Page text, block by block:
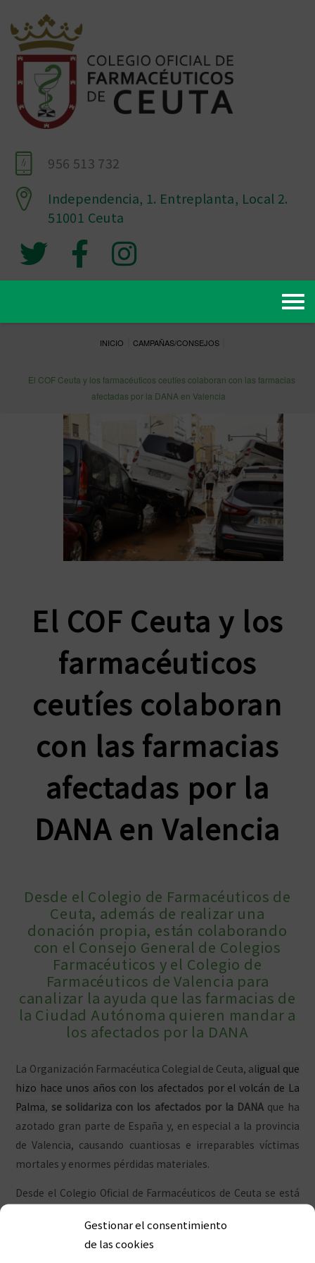
Gestionar el consentimiento
de las cookies
956 513 732
Independencia, 1. Entreplanta, Local 2.
51001 Ceuta
INICIO CAMPAÑAS/CONSEJOS
El COF Ceuta y los farmacéuticos ceutíes colaboran con las farmacias
afectadas por la DANA en Valencia
El COF Ceuta y los
farmacéuticos
ceutíes colaboran
con las farmacias
afectadas por la
DANA en Valencia
Desde el Colegio de Farmacéuticos de
Ceuta, además de realizar una
donación propia, están colaborando
con el Consejo General de Colegios
Farmacéuticos y el Colegio de
Farmacéuticos de Valencia para
canalizar la ayuda que las farmacias de
la Ciudad Autónoma quieren mandar a
los afectados por la DANA
La Organización Farmacéutica Colegial de Ceuta, aligual que
hizo hace unos años con los afectados por el volcán de La
Palma,se solidariza con los afectados por la DANAque ha
azotado gran parte de España y, en especial a la provincia
de Valencia, causando cuantiosas e irreparables víctimas
mortales y enormes pérdidas materiales.
Desde el Colegio Oficial de Farmacéuticos de Ceuta se está
inundaciones, queriendo colaborar para paliar los efectos
que estas puedan tener sobre el acceso a los medicamentos